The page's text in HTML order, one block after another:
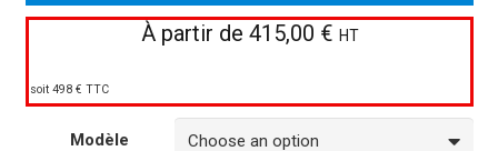
À partir de 415,00 € HT
soit 498 € TTC
Modèle